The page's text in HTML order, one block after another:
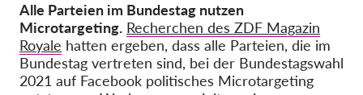
Alle Parteien im Bundestag nutzen
Microtargeting. Recherchen des ZDF Magazin
Royale hatten ergeben, dass alle Parteien, die im
Bundestag vertreten sind, bei der Bundestagswahl
2021 auf Facebook politisches Microtargeting